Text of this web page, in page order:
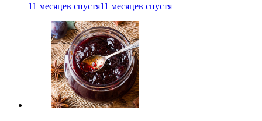
11 месяцев спустя11 месяцев спустя